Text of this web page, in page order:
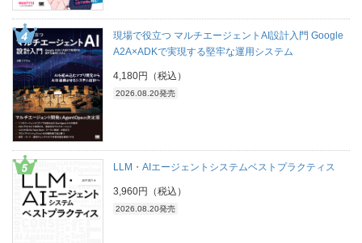
現場で役立つ マルチエージェントAI設計入門 Google
A2A×ADKで実現する堅牢な運用システム
4,180円（税込）
2026.08.20発売
LLM・AIエージェントシステムベストプラクティス
3,960円（税込）
2026.08.20発売